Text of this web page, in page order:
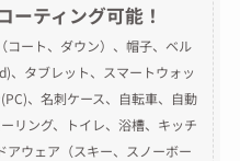
ーティング可能！
コート、ダウン）、帽子、ベル
、タブレット、スマートウォッ
、名刺ケース、自転車、自動
リング、トイレ、浴槽、キッチ
アウェア（スキー、スノーボー